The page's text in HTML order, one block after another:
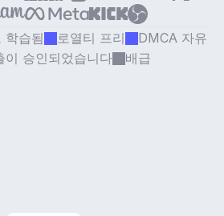
학습됨 로열티 프리
DMCA 자유
이 승인되었습니다
배급